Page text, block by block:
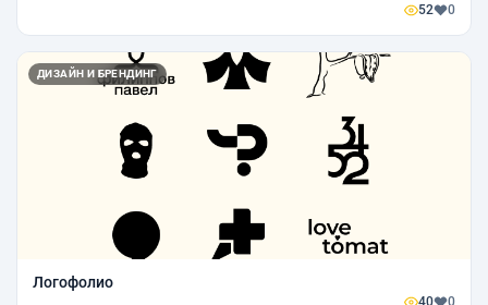
52 0
ДИЗАЙН И БРЕНДИНГ
Логофолио
40 0